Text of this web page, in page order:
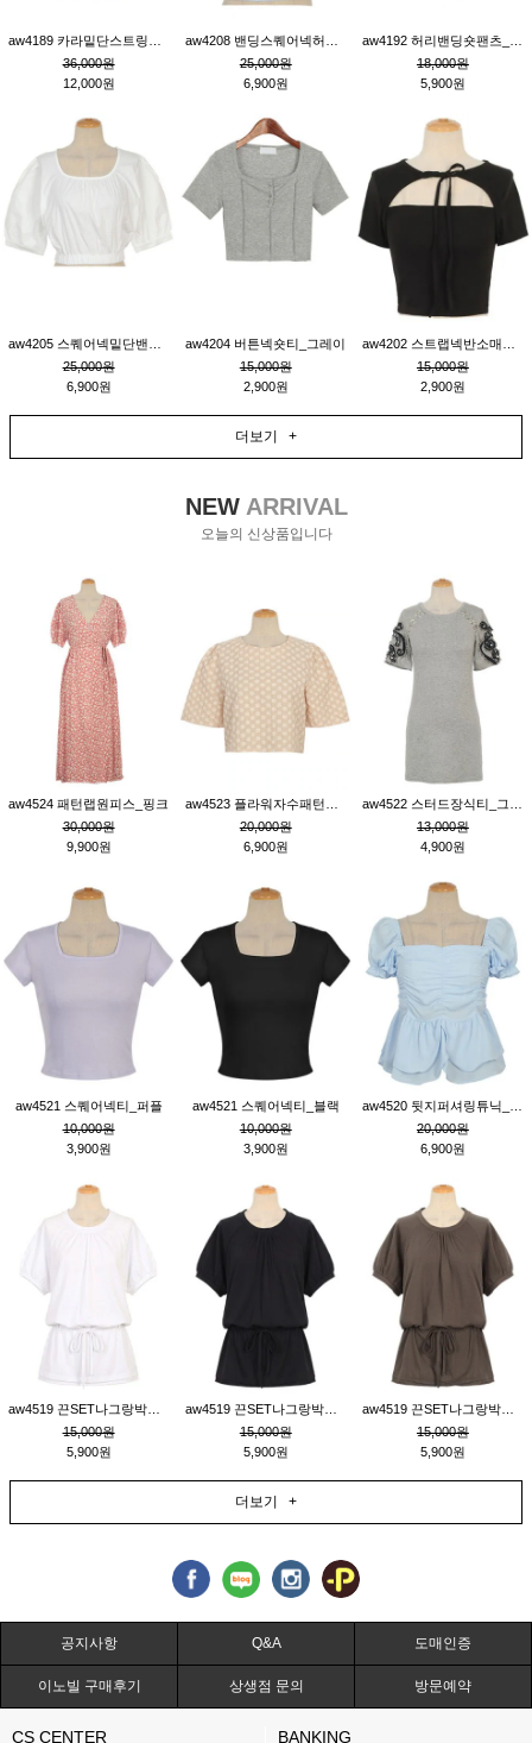
36,000원
12,000원
25,000원
6,900원
18,000원
5,900원
25,000원
6,900원
aw4204 버튼넥숏티_그레이
15,000원
2,900원
15,000원
2,900원
더보기 +
NEWARRIVAL
오늘의 신상품입니다
aw4524 패턴랩원피스_핑크
30,000원
9,900원
20,000원
6,900원
13,000원
4,900원
aw4521 스퀘어넥티_퍼플
10,000원
3,900원
aw4521 스퀘어넥티_블랙
10,000원
3,900원
20,000원
6,900원
15,000원
5,900원
15,000원
5,900원
15,000원
5,900원
더보기 +
공지사항 Q&A 도매인증
이노빌 구매후기 상생점 문의 방문예약
CS CENTER BANKING